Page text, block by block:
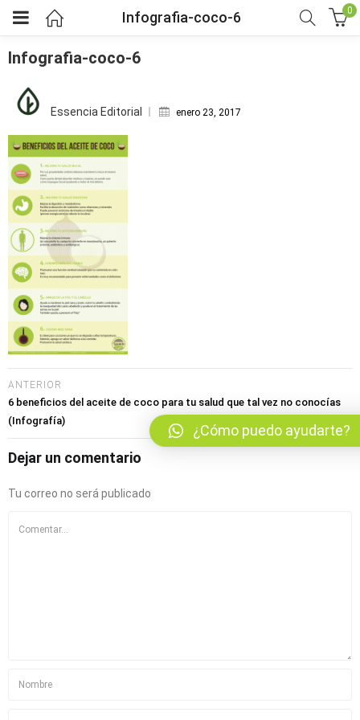
(Fruver)
(Viveres)
(Salud y bienestar)
(Mercado por tipo de dieta)
(Horarios y pedidos)
(Nosotros)
Infografia-coco-6 0
Infografia-coco-6
Essencia Editorial enero 23, 2017
ANTERIOR
6 beneficios del aceite de coco para tu salud que tal vez no conocías
(Infografía)
Dejar un comentario
Tu correo no será publicado
¿Cómo puedo ayudarte?